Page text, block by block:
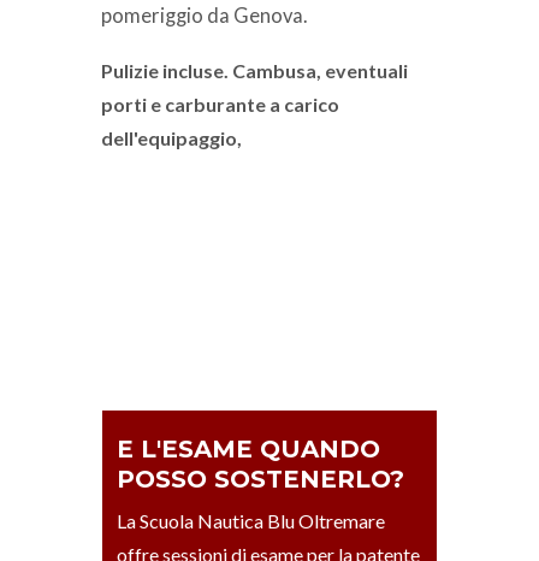
pomeriggio da Genova.
Pulizie incluse. Cambusa, eventuali
porti e carburante a carico
dell'equipaggio,
E L'ESAME QUANDO
POSSO SOSTENERLO?
La Scuola Nautica Blu Oltremare
offre sessioni di esame per la patente